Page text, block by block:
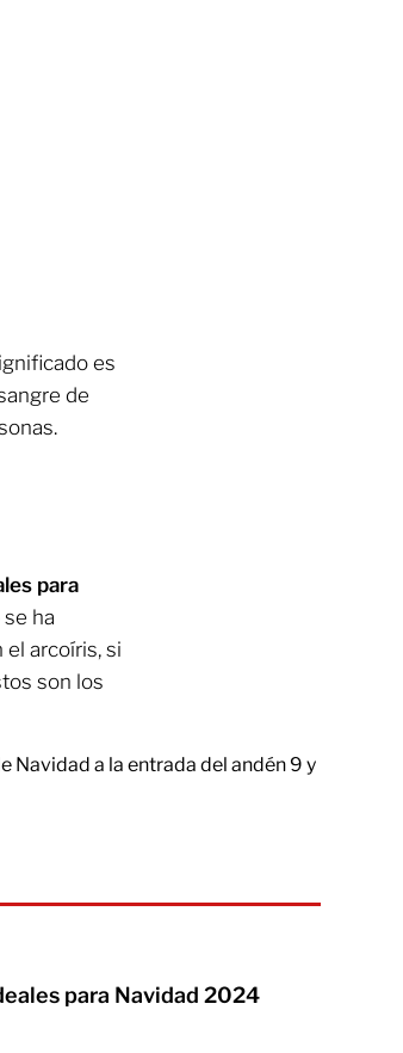
es
de
para
ha
arcoíris, si
son los
Navidad a la entrada del andén 9 y
para Navidad 2024